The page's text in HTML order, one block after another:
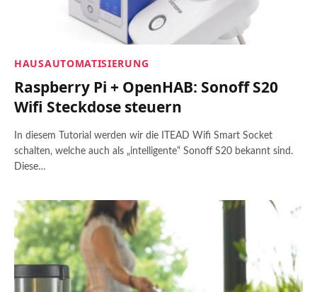
HAUSAUTOMATISIERUNG
Raspberry Pi + OpenHAB: Sonoff S20
Wifi Steckdose steuern
In diesem Tutorial werden wir die ITEAD Wifi Smart Socket
schalten, welche auch als „intelligente“ Sonoff S20 bekannt sind.
Diese…